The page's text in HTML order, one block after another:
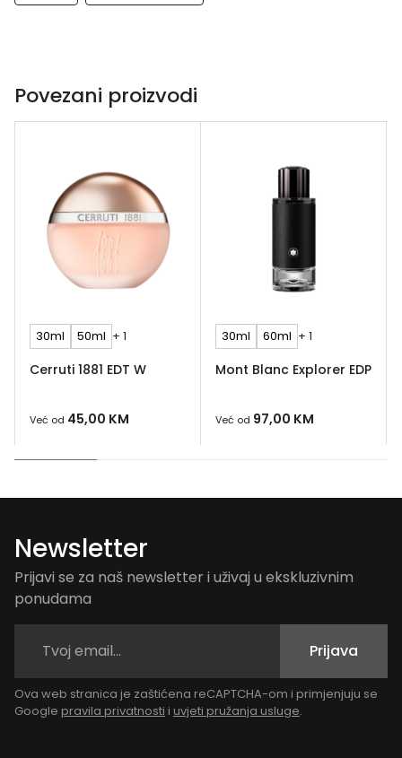
Povezani proizvodi
30ml 50ml + 1
Cerruti 1881 EDT W
Već od 45,00 KM
30ml 60ml + 1
Mont Blanc Explorer EDP
Već od 97,00 KM
Newsletter
Prijavi se za naš newsletter i uživaj u ekskluzivnim
ponudama
Prijava
Ova web stranica je zaštićena reCAPTCHA-om i primjenjuju se
Google pravila privatnosti i uvjeti pružanja usluge.